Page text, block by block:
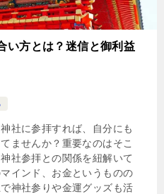
い方とは？迷信と御利益
社に参拝すれば、自分にも
ませんか？重要なのはそこ
社参拝との関係を紐解いて
インド、お金というものの
神社参りや金運グッズも活